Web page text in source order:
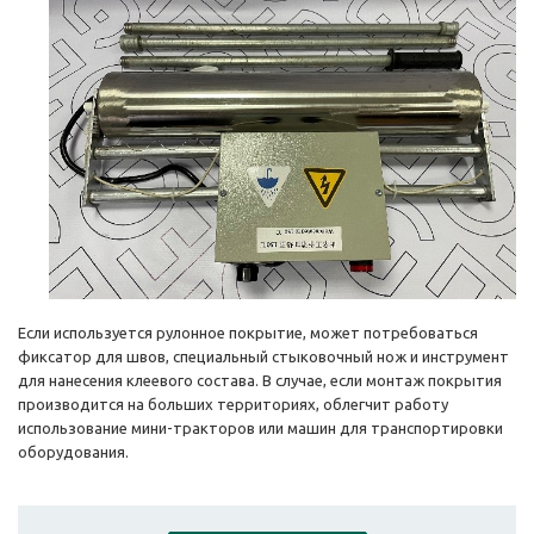
Если используется рулонное покрытие, может потребоваться
фиксатор для швов, специальный стыковочный нож и инструмент
для нанесения клеевого состава. В случае, если монтаж покрытия
производится на больших территориях, облегчит работу
использование мини-тракторов или машин для транспортировки
оборудования.